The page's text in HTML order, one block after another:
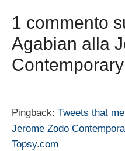
1 commento
Agabian alla
Pingback: Tweets that
Jerome Zodo
Topsy.com